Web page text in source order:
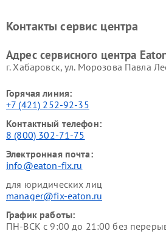
Контакты сервис центра
Адрес сервисного центра
г. Хабаровск, ул. Морозова Павла
Горячая линия:
+7 (421) 252-92-35
Контактный телефон:
8 (800) 302-71-75
Электронная почта:
info@eaton-fix.ru
для юридических лиц
manager@fix-eaton.ru
График работы:
ПН-ВСК с 9:00 до 21:00 без